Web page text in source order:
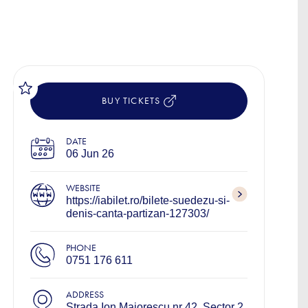
BUY TICKETS
DATE
06 Jun 26
WEBSITE
https://iabilet.ro/bilete-suedezu-si-
denis-canta-partizan-127303/
PHONE
0751 176 611
ADDRESS